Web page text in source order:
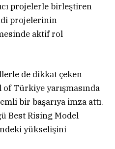
projelerle birleştiren
projelerinin
aktif rol
de dikkat çeken
Türkiye yarışmasında
bir başarıya imza attı.
Best Rising Model
yükselişini